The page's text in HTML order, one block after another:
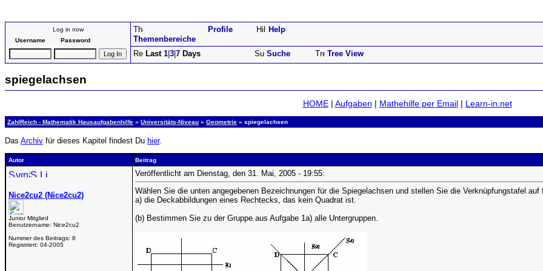
Log in now
Username
Password Themenbereiche
Profile Help
Last 1 3 7 Days Suche Tree View
spiegelachsen
HOME| Aufgaben | Mathehilfe per Email| Learn-in.net
ZahlReich - Mathematik Hausaufgabenhilfe » Universitäts-Niveau » Geometrie » spiegelachsen
Das Archiv für dieses Kapitel findest Du hier.
Autor Beitrag
Nice2cu2 (Nice2cu2)
Junior Mitglied
Benutzername: Nice2cu2
Nummer des Beitrags: 8
Registriert: 04-2005
Veröffentlicht am Dienstag, den 31. Mai, 2005 - 19:55:
Wählen Sie die unten angegebenen Bezeichnungen für die Spiegelachsen und stellen Sie die Verknüpfungstafel auf
a) die Deckabbildungen eines Rechtecks, das kein Quadrat ist.
(b) Bestimmen Sie zu der Gruppe aus Aufgabe 1a) alle Untergruppen.